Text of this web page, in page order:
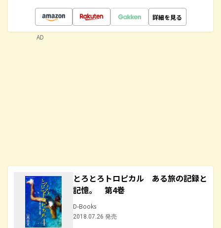
詳細を見る
とろとろトロピカル ある旅の記録と
記憶。 第4巻
D-Books
2018.07.26 発売
AD